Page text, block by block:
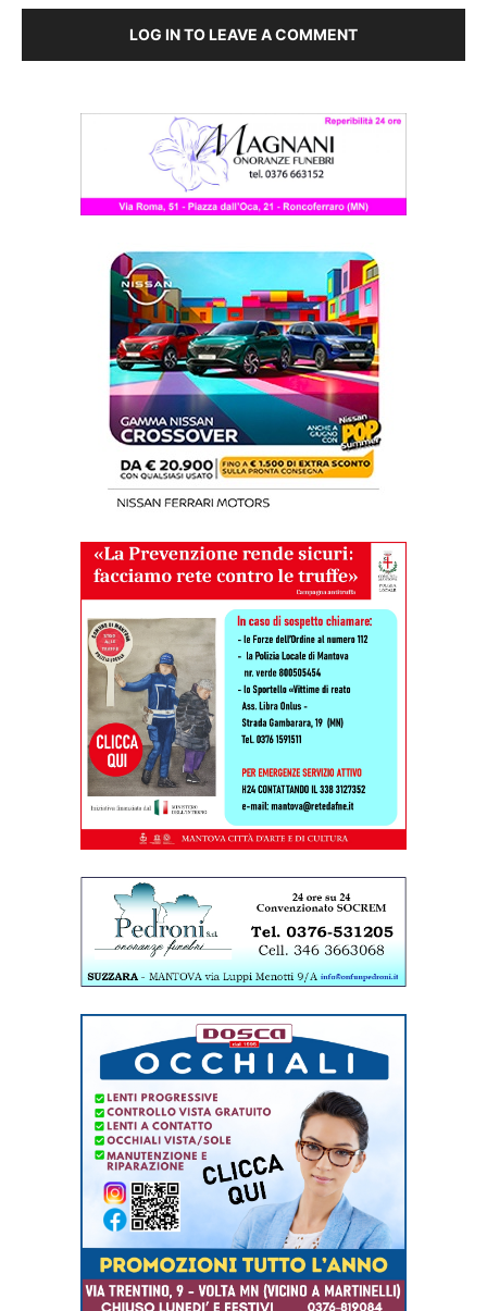
LOG IN TO LEAVE A COMMENT